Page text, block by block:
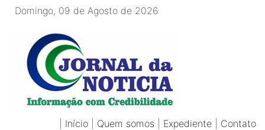
Domingo, 09 de Agosto de 2026
Início Quem somos Expediente Contato